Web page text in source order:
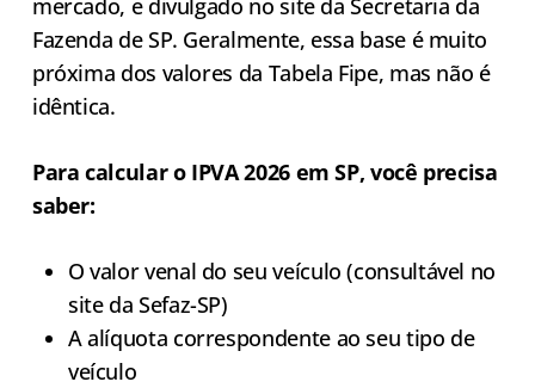
mercado, e divulgado no site da Secretaria da
Fazenda de SP. Geralmente, essa base é muito
próxima dos valores da Tabela Fipe, mas não é
idêntica.
Para calcular o IPVA 2026 em SP, você precisa
saber:
O valor venal do seu veículo (consultável no
site da Sefaz-SP)
A alíquota correspondente ao seu tipo de
veículo